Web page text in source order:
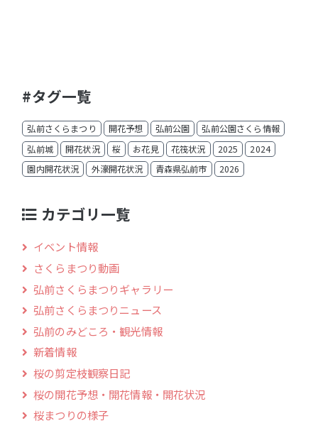
#タグ一覧
弘前さくらまつり 開花予想 弘前公園
弘前公園さくら情報
弘前城
開花状況 桜 お花見 花筏状況 2025
2024
園内開花状況
外濠開花状況 青森県弘前市 2026
カテゴリ一覧
イベント情報
さくらまつり動画
弘前さくらまつりギャラリー
弘前さくらまつりニュース
弘前のみどころ・観光情報
新着情報
桜の剪定枝観察日記
桜の開花予想・開花情報・開花状況
桜まつりの様子